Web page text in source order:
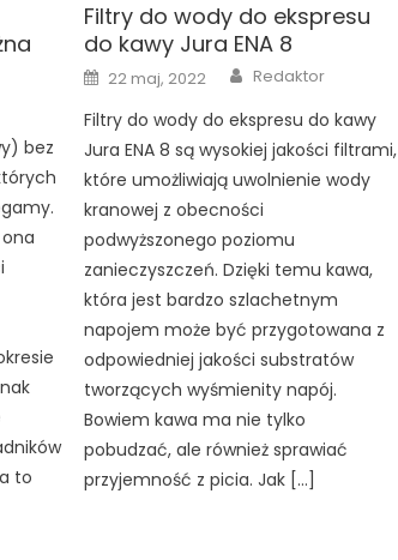
bez
to
Filtry do wody do ekspresu
do kawy Jura ENA 8
Posted
on
22 maj, 2022 Author
Redaktor
Filtry do wody do ekspresu do kawy
Jura ENA 8 są wysokiej jakości filtrami,
które umożliwiają uwolnienie wody
kranowej z obecności
podwyższonego poziomu
zanieczyszczeń. Dzięki temu kawa,
która jest bardzo szlachetnym
napojem może być przygotowana z
odpowiedniej jakości substratów
tworzących wyśmienity napój.
Bowiem kawa ma nie tylko
pobudzać, ale również sprawiać
przyjemność z picia. Jak […]